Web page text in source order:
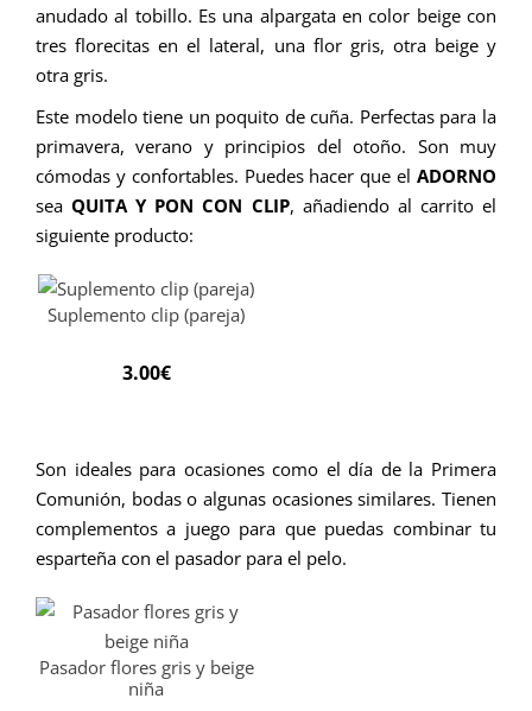
anudado al tobillo. Es una alpargata en color beige con
tres florecitas en el lateral, una flor gris, otra beige y
otra gris.
Este modelo tiene un poquito de cuña. Perfectas para la
primavera, verano y principios del otoño. Son muy
cómodas y confortables. Puedes hacer que elADORNO
sea QUITA Y PON CON CLIP, añadiendo al carrito el
siguiente producto:
Suplemento clip (pareja)
3.00€
Son ideales para ocasiones como el día de la Primera
Comunión, bodas o algunas ocasiones similares. Tienen
complementos a juego para que puedas combinar tu
esparteña con el pasador para el pelo.
Pasador flores gris y beige
niña